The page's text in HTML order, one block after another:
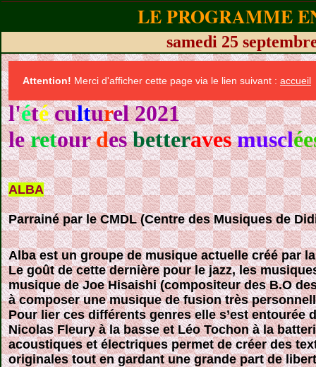
LE PROGRAMME
samedi 25
Attention! Merci d'afficher cette page via le lien suivant : accueil
l'étéculturel 2021
leretourdesbetteravesmuscl
ALBA
Parrainé par le CMDL (Centre des Musiques de
Alba est un groupe de musique actuelle créé par
Le goût de cette dernière pour le jazz, les
musique de Joe Hisaishi (compositeur des B.O
à composer une musique de fusion très
Pour lier ces différents genres elle s’est entourée
Nicolas Fleury à la basse et Léo Tochon à la
acoustiques et électriques permet de créer des
originales tout en gardant une grande part de